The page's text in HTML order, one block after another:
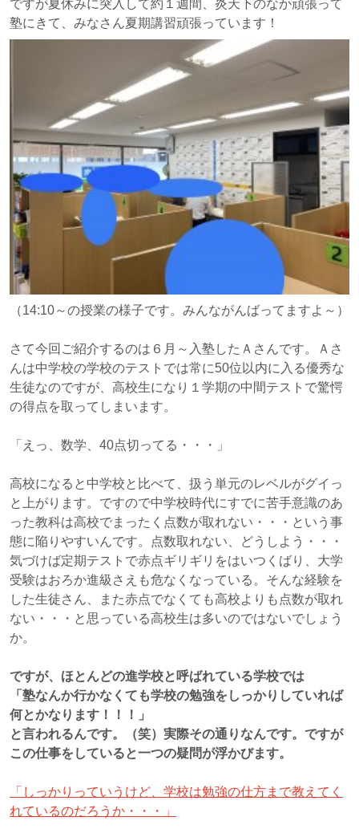
ですが夏休みに突入して約１週間、炎天下のなか頑張って
塾にきて、みなさん夏期講習頑張っています！
（14:10～の授業の様子です。みんながんばってますよ～）
さて今回ご紹介するのは６月～入塾したＡさんです。Ａさ
んは中学校の学校のテストでは常に50位以内に入る優秀な
生徒なのですが、高校生になり１学期の中間テストで驚愕
の得点を取ってしまいます。
「えっ、数学、40点切ってる・・・」
高校になると中学校と比べて、扱う単元のレベルがグイっ
と上がります。ですので中学校時代にすでに苦手意識のあ
った教科は高校でまったく点数が取れない・・・という事
態に陥りやすいんです。点数取れない、どうしよう・・・
気づけば定期テストで赤点ギリギリをはいつくばり、大学
受験はおろか進級さえも危なくなっている。そんな経験を
した生徒さん、また赤点でなくても高校よりも点数が取れ
ない・・・と思っている高校生は多いのではないでしょう
か。
ですが、ほとんどの進学校と呼ばれている学校では
「塾なんか行かなくても学校の勉強をしっかりしていれば
何とかなります！！！」
と言われるんです。（笑）実際その通りなんです。ですが
この仕事をしていると一つの疑問が浮かびます。
「しっかりっていうけど、学校は勉強の仕方まで教えてく
れているのだろうか・・・」